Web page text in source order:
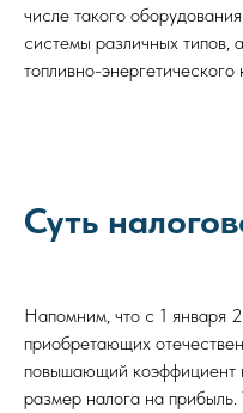
числе такого
системы различных типов,
топливно-
Суть
Напомним, что с 1 января
приобретающих
повышающий коэффициент
размер налога на